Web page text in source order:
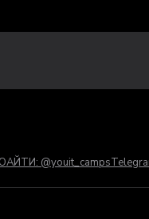
@youit_camps